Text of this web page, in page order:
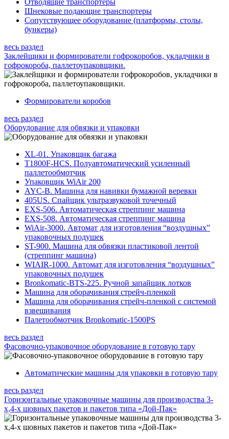
Шнековые подающие транспортеры
Сопутствующее оборудование (платформы, столы,
бункеры)
весь раздел
Заклейщики и формирователи гофрокоробов, укладчики в
гофрокороба, паллетоупаковщики.
Формирователи коробов
весь раздел
Оборудование для обвязки и упаковки
XL-01. Упаковщик багажа
T1800F-HCS. Полуавтоматический усиленный
паллетообмотчик
Упаковщик WiAir 200
AYC-B. Машина для навивки бумажной веревки
405US. Спайщик ультразвуковой точечный
EXS-506. Автоматическая стреппинг машина
EXS-508. Автоматическая стреппинг машина
WiAir-3000. Автомат для изготовления “воздушных”
упаковочных подушек
ST-900. Машина для обвязки пластиковой лентой
(стреппинг машина)
WIAIR-1000. Автомат для изготовления “воздушных”
упаковочных подушек
Bronkomatic-BTS-225. Ручной запайщик лотков
Машина для оборачивания стрейч-пленкой
Машина для оборачивания стрейч-пленкой с системой
взвешивания
Палетообмотчик Bronkomatic-1500PS
весь раздел
Фасовочно-упаковочное оборудование в готовую тару
Автоматические машины для упаковки в готовую тару
весь раздел
Горизонтальные упаковочные машины для производства 3-
х,4-х шовных пакетов и пакетов типа «Дой-Пак»